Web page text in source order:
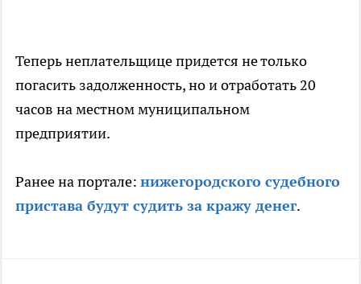
Теперь неплательщице придется не только
погасить задолженность, но и отработать 20
часов на местном муниципальном
предприятии.
Ранее на портале: нижегородского судебного
пристава будут судить за кражу денег.